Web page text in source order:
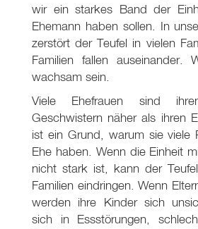
wir ein starkes Band der
Ehemann haben sollen. In
zerstört der Teufel in vielen
Familien fallen auseinander.
wachsam sein.
Viele Ehefrauen sind
Geschwistern näher als ihren
ist ein Grund, warum sie viele
Ehe haben. Wenn die Einheit
nicht stark ist, kann der
Familien eindringen. Wenn
werden ihre Kinder sich
sich in Essstörungen,